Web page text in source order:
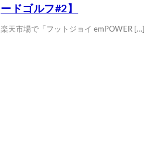
ードゴルフ#2】
楽天市場で「フットジョイ emPOWER […]